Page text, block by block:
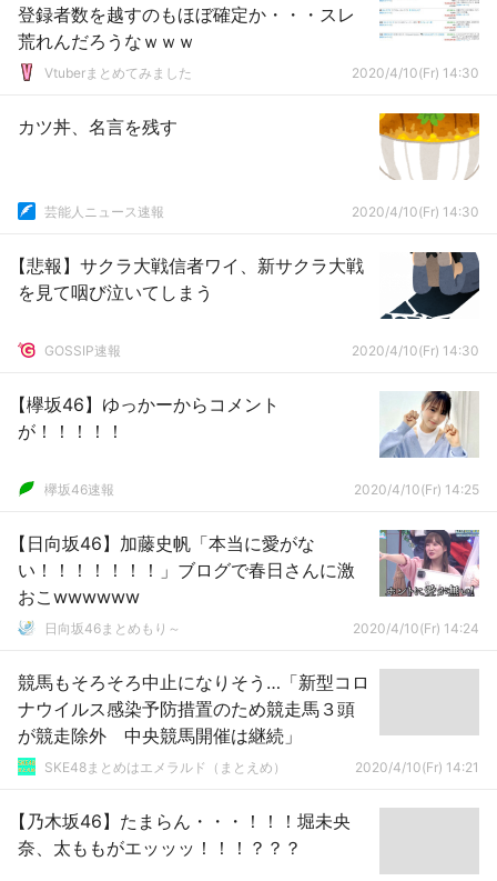
登録者数を越すのもほぼ確定か・・・スレ
荒れんだろうなｗｗｗ
Vtuberまとめてみました 2020/4/10(Fr) 14:30
カツ丼、名言を残す
芸能人ニュース速報 2020/4/10(Fr) 14:30
【悲報】サクラ大戦信者ワイ、新サクラ大戦
を見て咽び泣いてしまう
GOSSIP速報 2020/4/10(Fr) 14:30
【欅坂46】ゆっかーからコメント
が！！！！！
欅坂46速報 2020/4/10(Fr) 14:25
【日向坂46】加藤史帆「本当に愛がな
い！！！！！！！」ブログで春日さんに激
おこwwwwww
日向坂46まとめもり～ 2020/4/10(Fr) 14:24
競馬もそろそろ中止になりそう…「新型コロ
ナウイルス感染予防措置のため競走馬３頭
が競走除外 中央競馬開催は継続」
SKE48まとめはエメラルド（まとえめ） 2020/4/10(Fr) 14:21
【乃木坂46】たまらん・・・！！！堀未央
奈、太ももがエッッッ！！！？？？